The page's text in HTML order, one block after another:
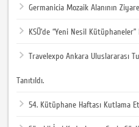
Germanicia Mozaik Alanının
KSÜ’de “Yeni Nesil
Travelexpo Ankara Uluslararası
Tanıtıldı.
54. Kütüphane Haftası Kutlama